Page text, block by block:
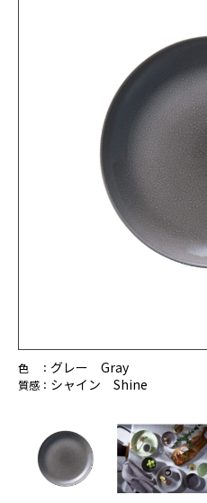
色 ： グレー Gray
質感： シャイン Shine